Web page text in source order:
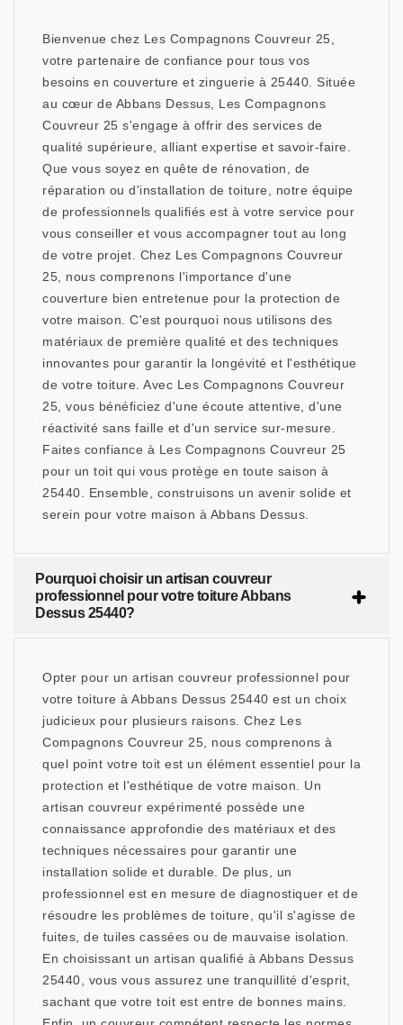
Bienvenue chez Les Compagnons Couvreur 25,
votre partenaire de confiance pour tous vos
besoins en couverture et zinguerie à 25440. Située
au cœur de Abbans Dessus, Les Compagnons
Couvreur 25 s'engage à offrir des services de
qualité supérieure, alliant expertise et savoir-faire.
Que vous soyez en quête de rénovation, de
réparation ou d'installation de toiture, notre équipe
de professionnels qualifiés est à votre service pour
vous conseiller et vous accompagner tout au long
de votre projet. Chez Les Compagnons Couvreur
25, nous comprenons l'importance d'une
couverture bien entretenue pour la protection de
votre maison. C'est pourquoi nous utilisons des
matériaux de première qualité et des techniques
innovantes pour garantir la longévité et l'esthétique
de votre toiture. Avec Les Compagnons Couvreur
25, vous bénéficiez d'une écoute attentive, d'une
réactivité sans faille et d'un service sur-mesure.
Faites confiance à Les Compagnons Couvreur 25
pour un toit qui vous protège en toute saison à
25440. Ensemble, construisons un avenir solide et
serein pour votre maison à Abbans Dessus.
Pourquoi choisir un artisan couvreur
professionnel pour votre toiture Abbans
Dessus 25440?
Opter pour un artisan couvreur professionnel pour
votre toiture à Abbans Dessus 25440 est un choix
judicieux pour plusieurs raisons. Chez Les
Compagnons Couvreur 25, nous comprenons à
quel point votre toit est un élément essentiel pour la
protection et l'esthétique de votre maison. Un
artisan couvreur expérimenté possède une
connaissance approfondie des matériaux et des
techniques nécessaires pour garantir une
installation solide et durable. De plus, un
professionnel est en mesure de diagnostiquer et de
résoudre les problèmes de toiture, qu'il s'agisse de
fuites, de tuiles cassées ou de mauvaise isolation.
En choisissant un artisan qualifié à Abbans Dessus
25440, vous vous assurez une tranquillité d'esprit,
sachant que votre toit est entre de bonnes mains.